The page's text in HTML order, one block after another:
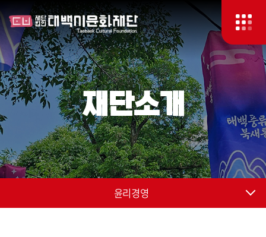
재단소개
윤리경영